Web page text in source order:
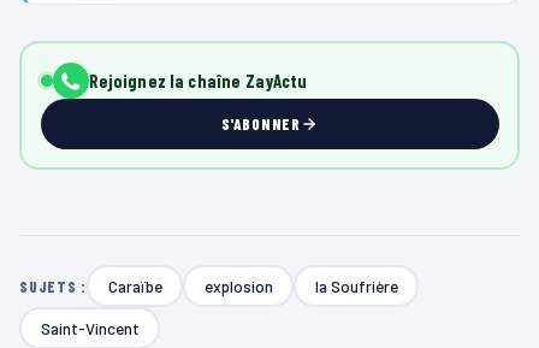
Rejoignez la chaîne ZayActu
S'ABONNER
SUJETS : Caraïbe explosion la Soufrière
Saint-Vincent